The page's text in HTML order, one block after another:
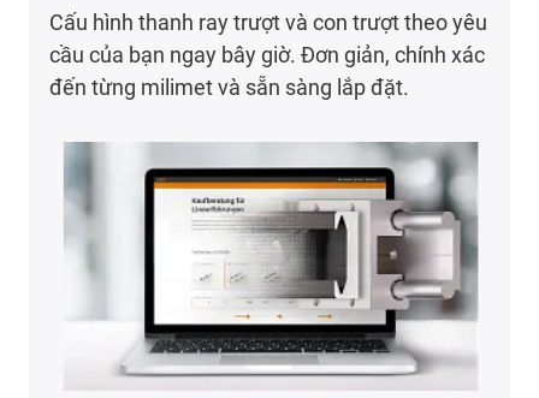
Cấu hình thanh ray trượt và con trượt theo yêu
cầu của bạn ngay bây giờ. Đơn giản, chính xác
đến từng milimet và sẵn sàng lắp đặt.